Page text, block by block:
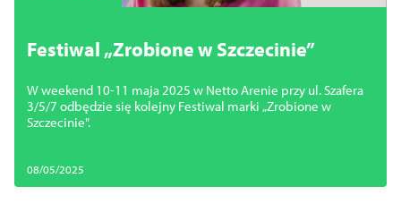
Festiwal „Zrobione w Szczecinie”
W weekend 10-11 maja 2025 w Netto Arenie przy ul. Szafera
3/5/7 odbędzie się kolejny Festiwal marki „Zrobione w
Szczecinie".
08/05/2025